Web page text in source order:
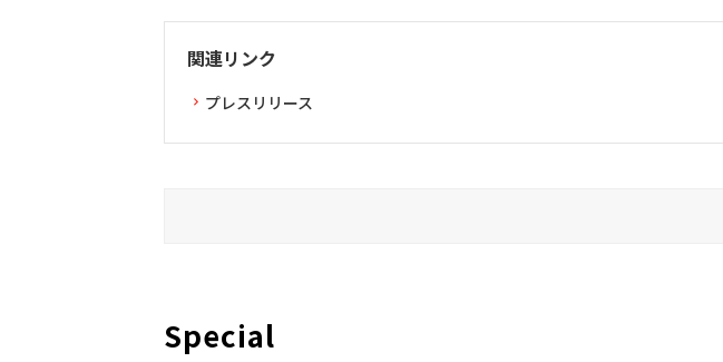
関連リンク
プレスリリース
Special